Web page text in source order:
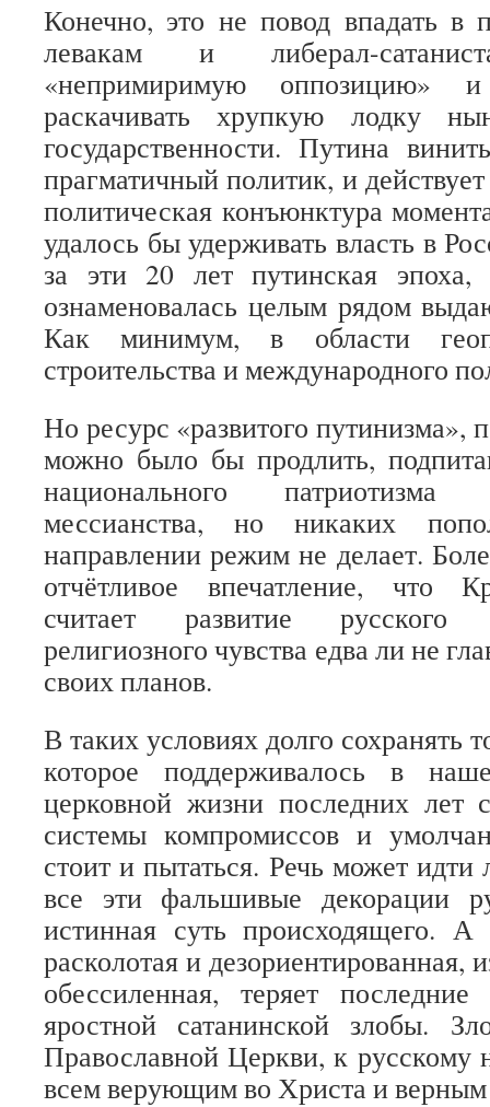
Конечно, это не повод впадать в
левакам и либерал-
«непримиримую
раскачивать хрупкую лодку
государственности. Путина
прагматичный политик, и
политическая конъюнктура
удалось бы удерживать власть в
за эти 20 лет путинская эпоха,
ознаменовалась целым рядом
Как минимум, в области
строительства и международного
Но ресурс «развитого путинизма»,
можно было бы продлить,
национального
мессианства, но никаких
направлении режим не делает.
отчётливое впечатление, что
считает развитие русского
религиозного чувства едва ли не
своих планов.
В таких условиях долго сохранять
которое поддерживалось в
церковной жизни последних
системы компромиссов и
стоит и пытаться. Речь может
все эти фальшивые декорации
истинная суть происходящего. А
расколотая и дезориентированная,
обессиленная, теряет
яростной сатанинской злобы.
Православной Церкви, к русскому
всем верующим во Христа и